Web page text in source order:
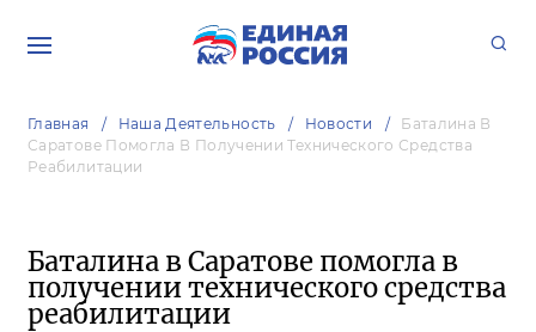
Главная Наша Деятельность Новости
Баталина В
Саратове Помогла В Получении Технического Средства
Реабилитации
Баталина в Саратове помогла в
получении технического средства
реабилитации